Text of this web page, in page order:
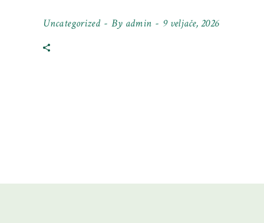
Uncategorized By admin 9 veljače, 2026